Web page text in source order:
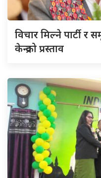
विचार मिल्ने पार्टी
केन्द्रको प्रस्ताव